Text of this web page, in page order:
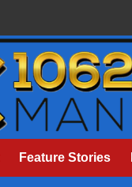
Feature Stories